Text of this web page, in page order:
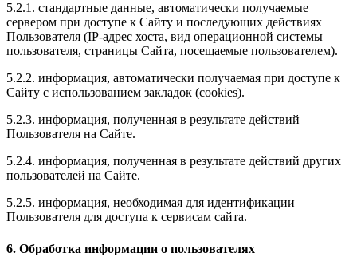
5.2.1. стандартные данные, автоматически получаемые
сервером при доступе к Сайту и последующих действиях
Пользователя (IP-адрес хоста, вид операционной системы
пользователя, страницы Сайта, посещаемые пользователем).
5.2.2. информация, автоматически получаемая при доступе к
Сайту с использованием закладок (cookies).
5.2.3. информация, полученная в результате действий
Пользователя на Сайте.
5.2.4. информация, полученная в результате действий других
пользователей на Сайте.
5.2.5. информация, необходимая для идентификации
Пользователя для доступа к сервисам сайта.
6. Обработка информации о пользователях